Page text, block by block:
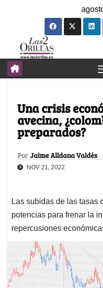
Una crisis
avecina,
preparados?
Por Jaime Alldana Valdés
NOV 21, 2022
Las subidas de las tasas
potencias para frenar la
repercusiones